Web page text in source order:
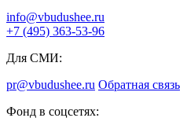
info@vbudushee.ru
+7 (495) 363-53-96
Для СМИ:
pr@vbudushee.ru Обратная связь
Фонд в соцсетях: